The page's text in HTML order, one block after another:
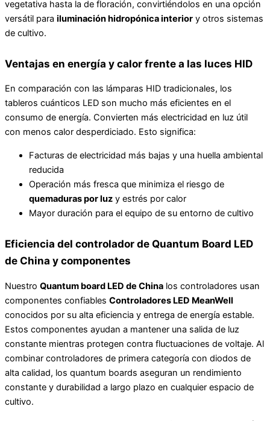
vegetativa hasta la de floración, convirtiéndolos en una opción
versátil para iluminación hidropónica interior y otros sistemas
de cultivo.
Ventajas en energía y calor frente a las luces HID
En comparación con las lámparas HID tradicionales, los
tableros cuánticos LED son mucho más eficientes en el
consumo de energía. Convierten más electricidad en luz útil
con menos calor desperdiciado. Esto significa:
Facturas de electricidad más bajas y una huella ambiental
reducida
Operación más fresca que minimiza el riesgo de
quemaduras por luz y estrés por calor
Mayor duración para el equipo de su entorno de cultivo
Eficiencia del controlador de Quantum Board LED
de China y componentes
Nuestro Quantum board LED de China los controladores usan
componentes confiables Controladores LED MeanWell
conocidos por su alta eficiencia y entrega de energía estable.
Estos componentes ayudan a mantener una salida de luz
constante mientras protegen contra fluctuaciones de voltaje. Al
combinar controladores de primera categoría con diodos de
alta calidad, los quantum boards aseguran un rendimiento
constante y durabilidad a largo plazo en cualquier espacio de
cultivo.